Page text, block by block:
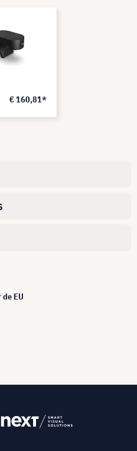
€ 160,81*
EU